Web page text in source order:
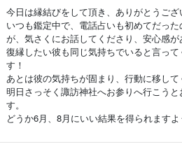
今日は縁結びをして頂き、ありがとうござ
いつも鑑定中で、電話占いも初めてだっ
が、気さくにお話してくださり、安心感
復縁したい彼も同じ気持ちでいると言っ
す！
あとは彼の気持ちが固まり、行動に移して
明日さっそく諏訪神社へお参りへ行こう
す。
どうか6月、8月にいい結果を得られますよ